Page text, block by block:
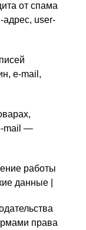
от спама
адрес, user-
e-mail,
mail —
работы
данные |
права